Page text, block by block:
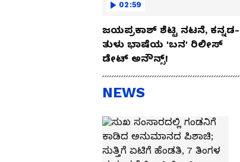
02:59
ಜಯಪ್ರಕಾಶ್ ಶೆಟ್ಟಿ ನಟನೆ, ಕನ್ನಡ-
ತುಳು ಭಾಷೆಯ 'ಬನ' ರಿಲೀಸ್
ಡೇಟ್ ಅನೌನ್ಸ್!
NEWS